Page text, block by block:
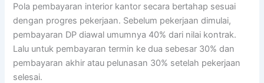
Pola pembayaran interior kantor secara bertahap sesuai
dengan progres pekerjaan. Sebelum pekerjaan dimulai,
pembayaran DP diawal umumnya 40% dari nilai kontrak.
Lalu untuk pembayaran termin ke dua sebesar 30% dan
pembayaran akhir atau pelunasan 30% setelah pekerjaan
selesai.